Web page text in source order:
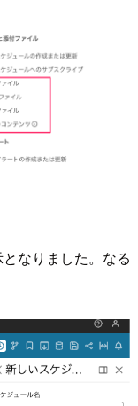
なりました。なる